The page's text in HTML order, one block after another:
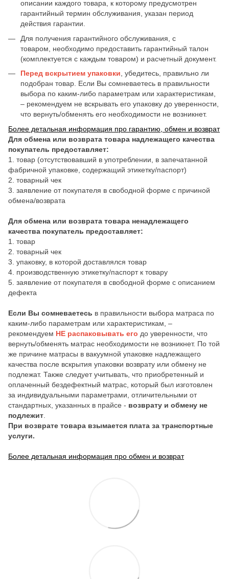
описании каждого товара, к которому предусмотрен
гарантийный термин обслуживания, указан период
действия гарантии.
Для получения гарантийного обслуживания, с
товаром, необходимо предоставить гарантийный талон
(комплектуется с каждым товаром) и расчетный документ.
Перед вскрытием упаковки, убедитесь, правильно ли
подобран товар. Если Вы сомневаетесь в правильности
выбора по каким-либо параметрам или характеристикам,
– рекомендуем не вскрывать его упаковку до уверенности,
что вернуть/обменять его необходимости не возникнет.
Более детальная информация про гарантию, обмен и возврат
Для обмена или возврата товара надлежащего качества
покупатель предоставляет:
1. товар (отсутствовавший в употреблении, в запечатанной
фабричной упаковке, содержащий этикетку/паспорт)
2. товарный чек
3. заявление от покупателя в свободной форме с причиной
обмена/возврата
Для обмена или возврата товара ненадлежащего
качества покупатель предоставляет:
1. товар
2. товарный чек
3. упаковку, в которой доставлялся товар
4. производственную этикетку/паспорт к товару
5. заявление от покупателя в свободной форме с описанием
дефекта
Если Вы сомневаетесь в правильности выбора матраса по
каким-либо параметрам или характеристикам, –
рекомендуем НЕ распаковывать его до уверенности, что
вернуть/обменять матрас необходимости не возникнет. По той
же причине матрасы в вакуумной упаковке надлежащего
качества после вскрытия упаковки возврату или обмену не
подлежат. Также следует учитывать, что приобретенный и
оплаченный бездефектный матрас, который был изготовлен
за индивидуальными параметрами, отличительными от
стандартных, указанных в прайсе - возврату и обмену не
подлежит
При возврате товара взымается плата за транспортные
услуги.
Более детальная информация про обмен и возврат